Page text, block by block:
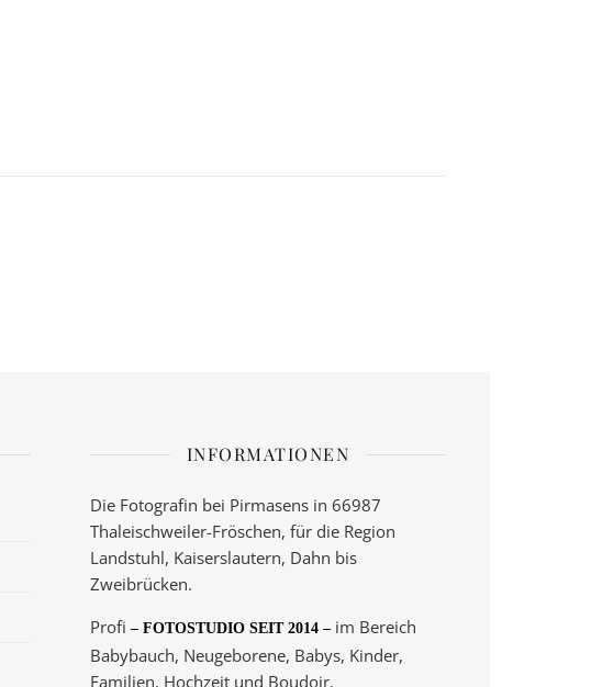
INFORMATIONEN
Die Fotografin bei Pirmasens in 66987
Thaleischweiler-Fröschen, für die Region
Landstuhl, Kaiserslautern, Dahn bis
Zweibrücken.
Profi – FOTOSTUDIO SEIT 2014 – im Bereich
Babybauch, Neugeborene, Babys, Kinder,
Familien, Hochzeit und Boudoir.